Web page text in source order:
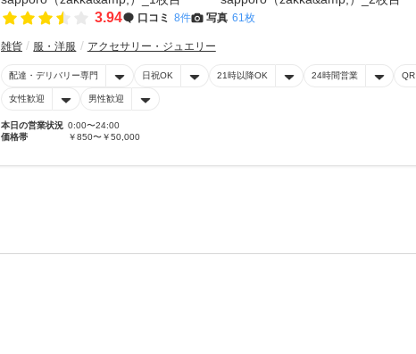
3.94 口コミ 8件 写真 61枚
雑貨 服・洋服 アクセサリー・ジュエリー
配達・デリバリー専門 日祝OK 21時以降OK 24時間営業
女性歓迎 男性歓迎
本日の営業状況 0:00〜24:00
価格帯
￥850〜￥50,000